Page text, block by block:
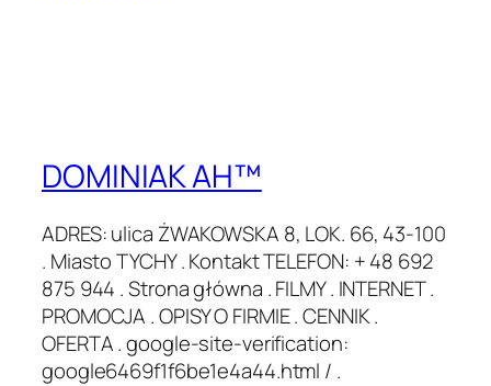
DOMINIAK AH™
ADRES: ulica ŻWAKOWSKA 8, LOK. 66, 43-100
. Miasto TYCHY . Kontakt TELEFON: + 48 692
875 944 . Strona główna . FILMY . INTERNET .
PROMOCJA . OPISY O FIRMIE . CENNIK .
OFERTA . google-site-verification:
google6469f1f6be1e4a44.html / .